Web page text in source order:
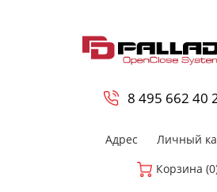
8 495 662 40
Адрес
Личный
Корзина